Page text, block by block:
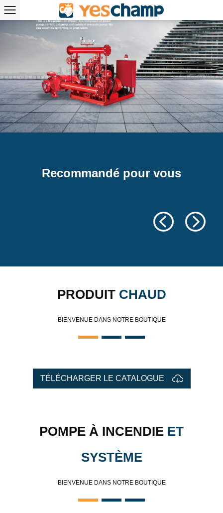
Recommandé pour vous
PRODUIT CHAUD
BIENVENUE DANS NOTRE BOUTIQUE
TÉLÉCHARGER LE CATALOGUE
POMPE À INCENDIE ET
SYSTÈME
BIENVENUE DANS NOTRE BOUTIQUE